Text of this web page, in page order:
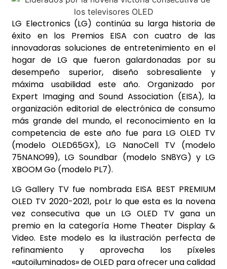
LG Electronics (LG) continúa su larga historia de
éxito en los Premios EISA con cuatro de las
innovadoras soluciones de entretenimiento en el
hogar de LG que fueron galardonadas por su
desempeño superior, diseño sobresaliente y
máxima usabilidad este año. Organizado por
Expert Imaging and Sound Association (EISA), la
organización editorial de electrónica de consumo
más grande del mundo, el reconocimiento en la
competencia de este año fue para LG OLED TV
(modelo OLED65GX), LG NanoCell TV (modelo
75NANO99), LG Soundbar (modelo SN8YG) y LG
XBOOM Go (modelo PL7).
LG Gallery TV fue nombrada EISA BEST PREMIUM
OLED TV 2020-2021, poLr lo que esta es la novena
vez consecutiva que un LG OLED TV gana un
premio en la categoría Home Theater Display &
Video. Este modelo es la ilustración perfecta de
refinamiento y aprovecha los píxeles
«autoiluminados» de OLED para ofrecer una calidad